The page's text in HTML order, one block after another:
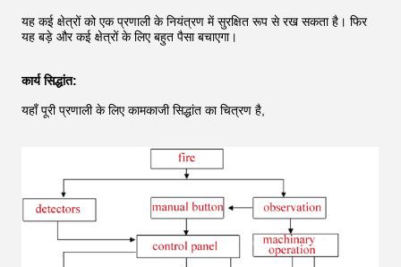
यह कई क्षेत्रों को एक प्रणाली के नियंत्रण में सुरक्षित रूप से रख सकता है। फिर
यह बड़े और कई क्षेत्रों के लिए बहुत पैसा बचाएगा।
कार्य सिद्धांत:
यहाँ पूरी प्रणाली के लिए कामकाजी सिद्धांत का चित्रण है,